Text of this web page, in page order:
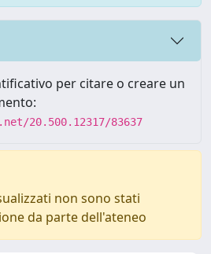
per citare o creare un
20.500.12317/83637
non sono stati
da parte dell'ateneo